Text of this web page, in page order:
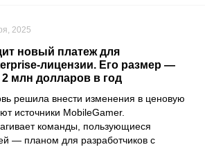
2025
новый платеж для
лицензии. Его размер —
млн долларов в год
решила внести изменения в ценовую
источники MobileGamer.
команды, пользующиеся
— планом для разработчиков с